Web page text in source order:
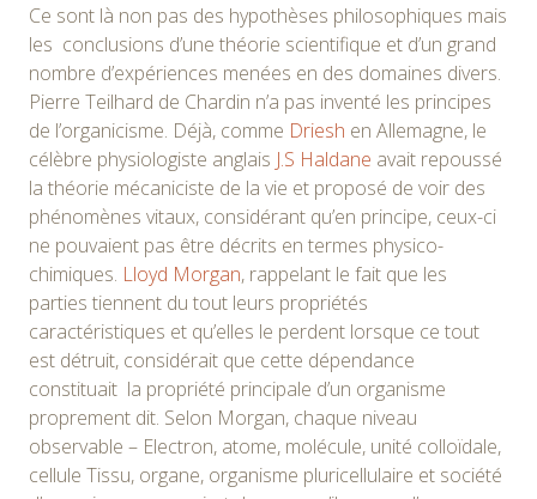
Ce sont là non pas des hypothèses philosophiques mais
les conclusions d’une théorie scientifique et d’un grand
nombre d’expériences menées en des domaines divers.
Pierre Teilhard de Chardin n’a pas inventé les principes
de l’organicisme. Déjà, comme Driesh en Allemagne, le
célèbre physiologiste anglais J.S Haldane avait repoussé
la théorie mécaniciste de la vie et proposé de voir des
phénomènes vitaux, considérant qu’en principe, ceux-ci
ne pouvaient pas être décrits en termes physico-
chimiques. Lloyd Morgan, rappelant le fait que les
parties tiennent du tout leurs propriétés
caractéristiques et qu’elles le perdent lorsque ce tout
est détruit, considérait que cette dépendance
constituait la propriété principale d’un organisme
proprement dit. Selon Morgan, chaque niveau
observable – Electron, atome, molécule, unité colloïdale,
cellule Tissu, organe, organisme pluricellulaire et société